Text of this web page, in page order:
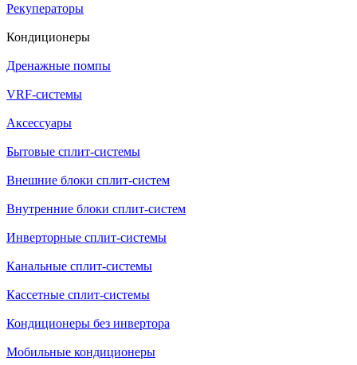
Рекуператоры
Кондиционеры
Дренажные помпы
VRF-системы
Аксессуары
Бытовые сплит-системы
Внешние блоки сплит-систем
Внутренние блоки сплит-систем
Инверторные сплит-системы
Канальные сплит-системы
Кассетные сплит-системы
Кондиционеры без инвертора
Мобильные кондиционеры